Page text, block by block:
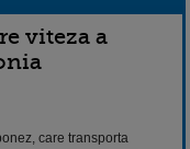
viteza a
care transporta